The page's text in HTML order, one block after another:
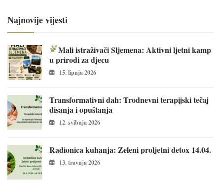
Najnovije vijesti
Mali istraživači Sljemena: Aktivni ljetni kamp
u prirodi za djecu
15. lipnja 2026
Transformativni dah: Trodnevni terapijski tečaj
disanja i opuštanja
12. svibnja 2026
Radionica kuhanja: Zeleni proljetni detox 14.04.
13. travnja 2026